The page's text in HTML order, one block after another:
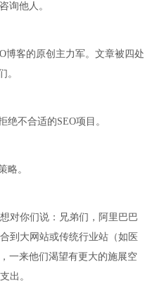
询他人。
博客的原创主力军。文章被四处
。
不合适的SEO项目。
略。
对你们说：兄弟们，阿里巴巴
到大网站或传统行业站（如医
一来他们渴望有更大的施展空
出。